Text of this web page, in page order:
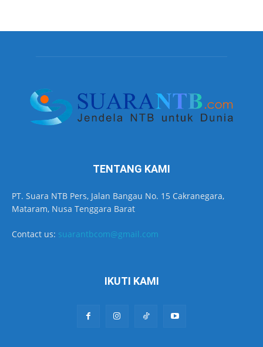
TENTANG KAMI
PT. Suara NTB Pers, Jalan Bangau No. 15 Cakranegara,
Mataram, Nusa Tenggara Barat
Contact us: suarantbcom@gmail.com
IKUTI KAMI